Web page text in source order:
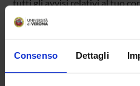
Consenso Dettagli
tutti gli avvisi relativi al tuo
riservata MyUnivr.
In questo portale potrai
servizi utili che riguardano la
(libretto online, gestione della
learning, email istituzionale,